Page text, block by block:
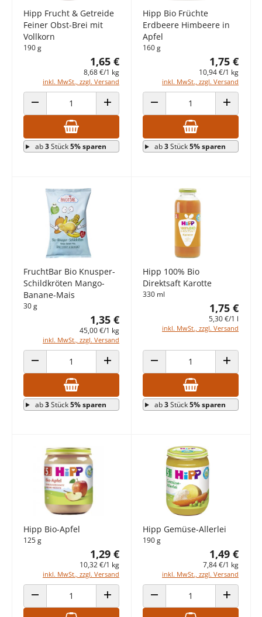
Hipp Frucht & Getreide
Feiner Obst-Brei mit
Vollkorn
190 g
1,65 €
8,68 €/1 kg
inkl. MwSt., zzgl. Versand
ANZAHL VERRINGERN ANZAHL ERHÖHEN
ab3Stück5% sparen
Hipp Bio Früchte
Erdbeere Himbeere in
Apfel
160 g
1,75 €
10,94 €/1 kg
inkl. MwSt., zzgl. Versand
ANZAHL VERRINGERN ANZAHL
ab3Stück5% sparen
FruchtBar Bio Knusper-
Schildkröten Mango-
Banane-Mais
30 g
1,35 €
45,00 €/1 kg
inkl. MwSt., zzgl. Versand
ANZAHL VERRINGERN ANZAHL ERHÖHEN
ab3Stück5% sparen
Hipp 100% Bio
Direktsaft Karotte
330 ml
1,75 €
5,30 €/1 l
inkl. MwSt., zzgl. Versand
ANZAHL VERRINGERN ANZAHL
ab3Stück5% sparen
Hipp Bio-Apfel
125 g
1,29 €
10,32 €/1 kg
inkl. MwSt., zzgl. Versand
ANZAHL VERRINGERN ANZAHL ERHÖHEN
Hipp Gemüse-Allerlei
190 g
1,49 €
7,84 €/1 kg
inkl. MwSt., zzgl. Versand
ANZAHL VERRINGERN ANZAHL